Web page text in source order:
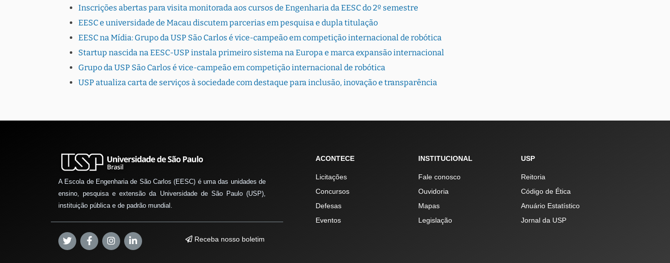
Inscrições abertas para visita monitorada aos cursos de Engenharia da EESC do 2º semestre
EESC e universidade de Macau discutem parcerias em pesquisa e dupla titulação
EESC na Mídia: Grupo da USP São Carlos é vice-campeão em competição internacional de robótica
Startup nascida na EESC-USP instala primeiro sistema na Europa e marca expansão internacional
Grupo da USP São Carlos é vice-campeão em competição internacional de robótica
USP atualiza carta de serviços à sociedade com destaque para inclusão, inovação e transparência
A Escola de Engenharia de São Carlos (EESC) é uma das unidades de
ensino, pesquisa e extensão da Universidade de São Paulo (USP),
instituição pública e de padrão mundial.
Receba nosso boletim
ACONTECE
Licitações
Concursos
Defesas
Eventos
INSTITUCIONAL
Fale conosco
Ouvidoria
Mapas
Legislação
USP
Reitoria
Código de Ética
Anuário Estatístico
Jornal da USP